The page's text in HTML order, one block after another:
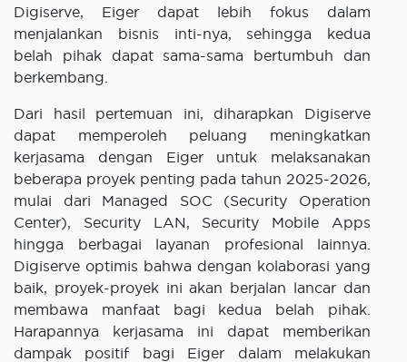
Digiserve, Eiger dapat lebih fokus dalam
menjalankan bisnis inti-nya, sehingga kedua
belah pihak dapat sama-sama bertumbuh dan
berkembang.
Dari hasil pertemuan ini, diharapkan Digiserve
dapat memperoleh peluang meningkatkan
kerjasama dengan Eiger untuk melaksanakan
beberapa proyek penting pada tahun 2025-2026,
mulai dari Managed SOC (Security Operation
Center), Security LAN, Security Mobile Apps
hingga berbagai layanan profesional lainnya.
Digiserve optimis bahwa dengan kolaborasi yang
baik, proyek-proyek ini akan berjalan lancar dan
membawa manfaat bagi kedua belah pihak.
Harapannya kerjasama ini dapat memberikan
dampak positif bagi Eiger dalam melakukan